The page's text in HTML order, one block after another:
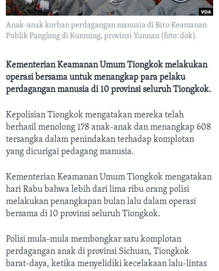
Anak-anak korban perdagangan manusia di Biro Keamanan
Publik Panglong di Kunming, provinsi Yunnan (foto: dok).
Kementerian Keamanan Umum Tiongkok melakukan
operasi bersama untuk menangkap para pelaku
perdagangan manusia di 10 provinsi seluruh Tiongkok.
Kepolisian Tiongkok mengatakan mereka telah
berhasil menolong 178 anak-anak dan menangkap 608
tersangka dalam penindakan terhadap komplotan
yang dicurigai pedagang manusia.
Kementerian Keamanan Umum Tiongkok mengatakan
hari Rabu bahwa lebih dari lima ribu orang polisi
melakukan penangkapan bulan lalu dalam operasi
bersama di 10 provinsi seluruh Tiongkok.
Polisi mula-mula membongkar satu komplotan
perdagangan anak di provinsi Sichuan, Tiongkok
barat-daya, ketika menyelidiki kecelakaan lalu-lintas